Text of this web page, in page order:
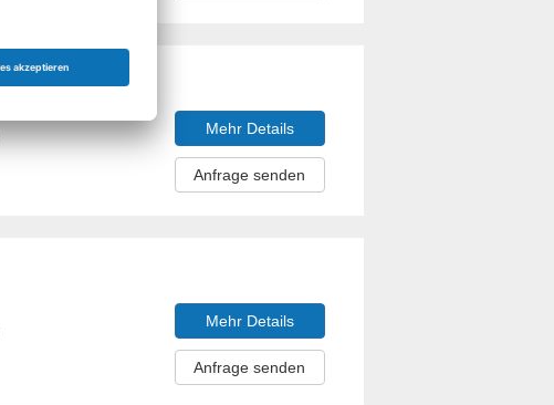
Mehr Details
Anfrage senden
Mehr Details
Anfrage senden